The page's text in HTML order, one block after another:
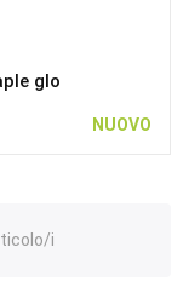
glo
NUOVO
i